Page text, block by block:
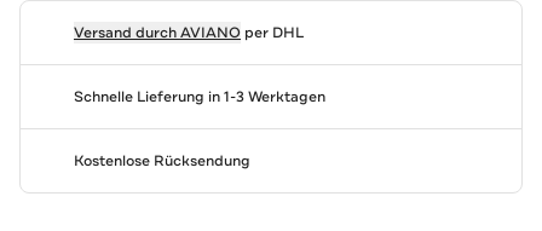
Versand durchAVIANOper DHL
Schnelle Lieferung in 1-3 Werktagen
Kostenlose Rücksendung